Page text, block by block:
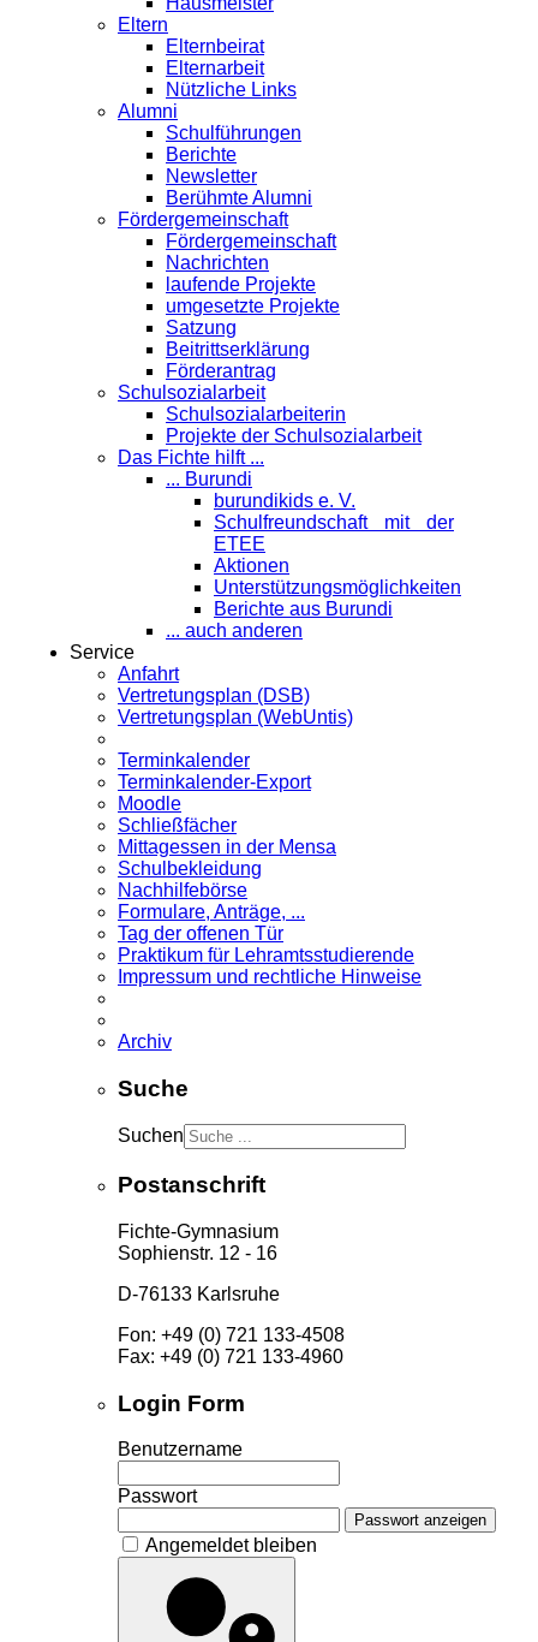
Eltern
Elternbeirat
Elternarbeit
Nützliche Links
Alumni
Schulführungen
Berichte
Newsletter
Berühmte Alumni
Förder­gemeinschaft
Fördergemeinschaft
Nachrichten
laufende Projekte
umgesetzte Projekte
Satzung
Beitrittserklärung
Förderantrag
Schul­sozialarbeit
Schulsozialarbeiterin
Projekte der Schulsozialarbeit
Das Fichte hilft ...
... Burundi
burundikids e. V.
Schulfreundschaft mit der
ETEE
Aktionen
Unterstützungsmöglichkeiten
Berichte aus Burundi
... auch anderen
Service
Anfahrt
Vertretungsplan (DSB)
Vertretungsplan (WebUntis)
Terminkalender
Terminkalender-Export
Moodle
Schließfächer
Mittagessen in der Mensa
Schulbekleidung
Nachhilfebörse
Formulare, Anträge, ...
Tag der offenen Tür
Praktikum für Lehramts­studierende
Impressum und rechtliche Hinweise
Archiv
Suche
Suchen
Postanschrift
Fichte-Gymnasium
Sophienstr. 12 - 16
D-76133 Karlsruhe
Fon: +49 (0) 721 133-4508
Fax: +49 (0) 721 133-4960
Login Form
Benutzername
Passwort
Passwort anzeigen
Angemeldet bleiben